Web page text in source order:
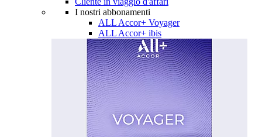
I nostri abbonamenti
ALL Accor+ Voyager
ALL Accor+ ibis